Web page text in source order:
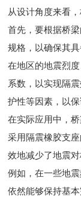
从设计角度来看
首先，要根据桥
规格，以确保其
在地区的地震烈
系数，以实现隔
护性等因素，以
在实际应用中，
采用隔震橡胶支
效地减少了地震
例如，在一些地
依然能够保持基